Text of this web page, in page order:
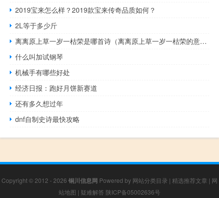
2019宝来怎么样？2019款宝来传奇品质如何？
2L等于多少斤
离离原上草一岁一枯荣是哪首诗（离离原上草一岁一枯荣的意思）
什么叫加试钢琴
机械手有哪些好处
经济日报：跑好月饼新赛道
还有多久想过年
dnf自制史诗最快攻略
Copyright © 2012 - 2026 铜川信息网 Powered by 网站分类目录 | 精选推荐文章 | 网
站地图 | 疑难解答 陕ICP备05002636号